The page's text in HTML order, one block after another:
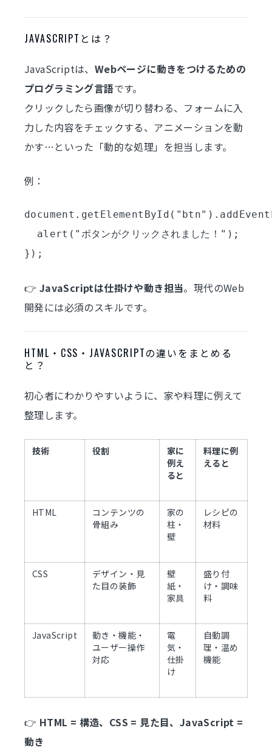
JAVASCRIPTとは？
JavaScriptは、 Webページに動きをつけるための
プログラミング言語です。
クリックしたら画像が切り替わる、フォームに入
力した内容をチェックする、アニメーションを動
かす…といった「動的な処理」を担当します。
例：
  alert("ボタンがクリックされました！");
👉 JavaScriptは仕掛けや動き担当。現代のWeb
開発には必須のスキルです。
HTML・CSS・JAVASCRIPTの違いをまとめる
と？
初心者にわかりやすいように、家や料理に例えて
整理します。
技術 役割
家に
例え
ると
料理に例
えると
HTML
コンテンツの
骨組み
家の
柱・
壁
レシピの
材料
CSS
デザイン・見
た目の装飾
壁
紙・
家具
盛り付
け・調味
料
JavaScript
動き・機能・
ユーザー操作
対応
電
気・
仕掛
け
自動調
理・温め
機能
👉 HTML = 構造、CSS = 見た目、JavaScript =
動き